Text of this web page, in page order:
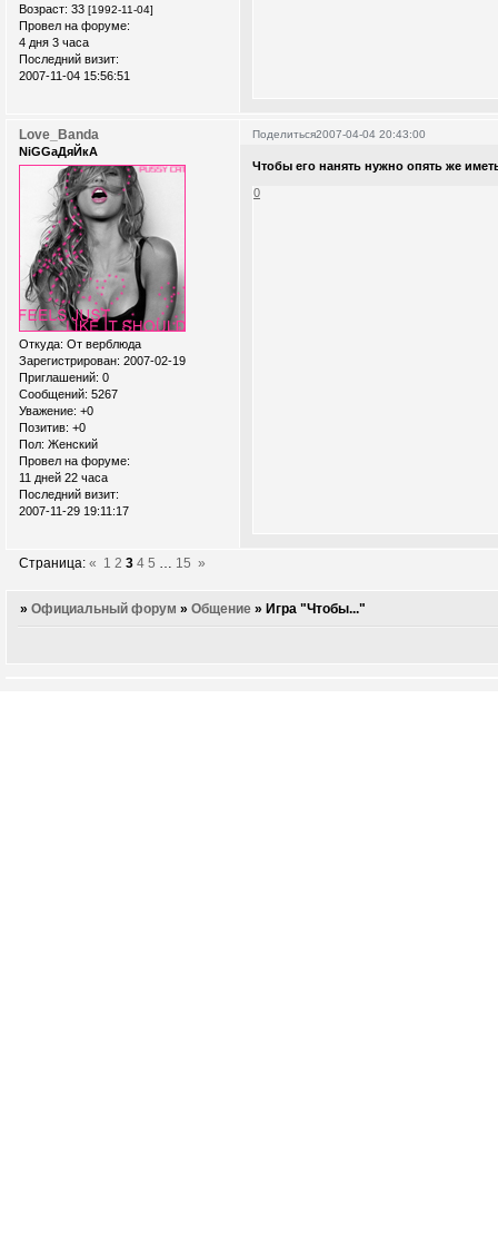
Возраст: 33 [1992-11-04]
Провел на форуме:
4 дня 3 часа
Последний визит:
2007-11-04 15:56:51
Поделиться2007-04-04 20:43:00
Love_Banda
NiGGaДяЙкА
Откуда: От верблюда
Зарегистрирован: 2007-02-19
Приглашений: 0
Сообщений: 5267
Уважение: +0
Позитив: +0
Пол: Женский
Провел на форуме:
11 дней 22 часа
Последний визит:
2007-11-29 19:11:17
Чтобы его нанять нужно опять же
0
Страница:« 1 2 3 4 5 15 »
»Официальный форум »Общение » Игра "Чтобы..."